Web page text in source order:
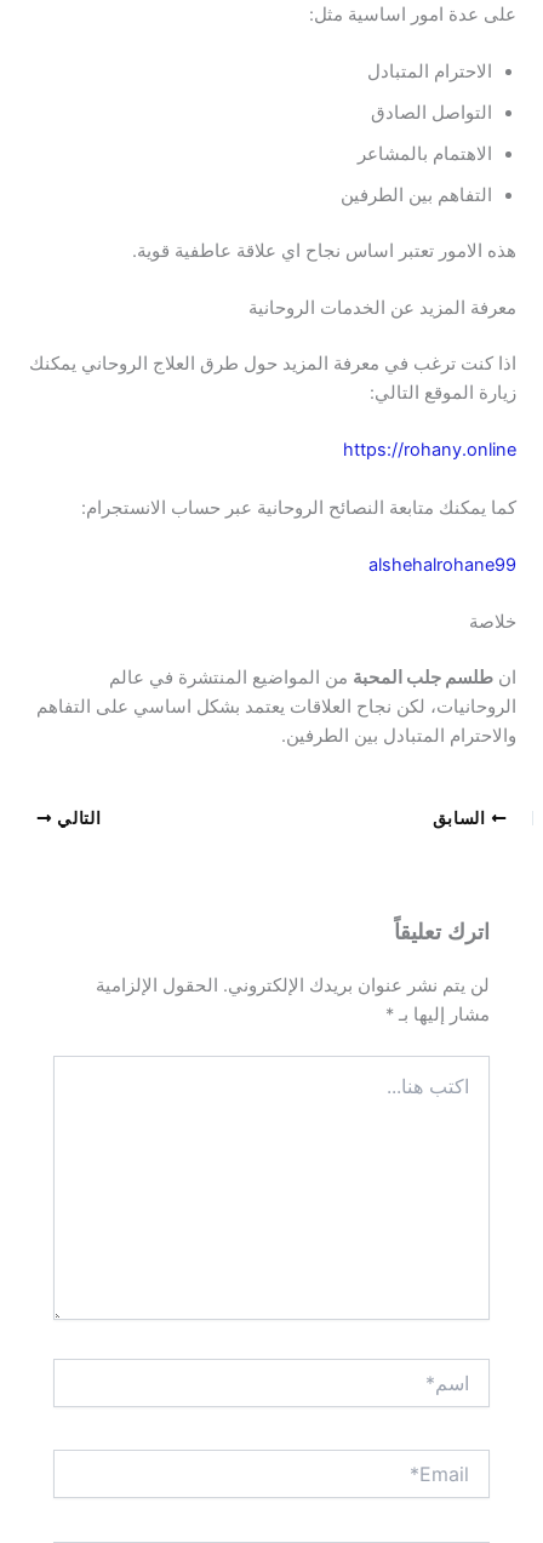
على عدة امور اساسية مثل:
الاحترام المتبادل
التواصل الصادق
الاهتمام بالمشاعر
التفاهم بين الطرفين
هذه الامور تعتبر اساس نجاح اي علاقة عاطفية قوية.
معرفة المزيد عن الخدمات الروحانية
اذا كنت ترغب في معرفة المزيد حول طرق العلاج الروحاني يمكنك
زيارة الموقع التالي:
https://rohany.online
كما يمكنك متابعة النصائح الروحانية عبر حساب الانستجرام:
alshehalrohane99
خلاصة
انطلسم جلب المحبة من المواضيع المنتشرة في عالم
الروحانيات، لكن نجاح العلاقات يعتمد بشكل اساسي على التفاهم
والاحترام المتبادل بين الطرفين.
السابق التالي
اترك تعليقاً
لن يتم نشر عنوان بريدك الإلكتروني. الحقول الإلزامية
مشار إليها بـ*
هنا...